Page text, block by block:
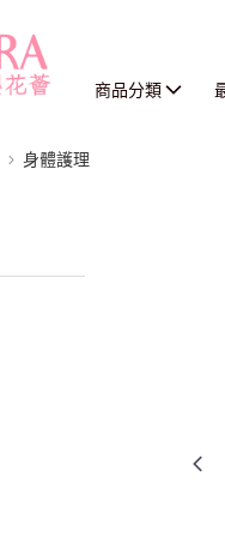
商品分類
身體護理